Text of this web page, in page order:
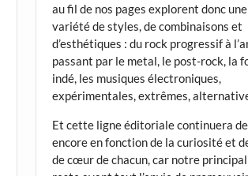
au fil de nos pages explorent donc
variété de styles, de combinaisons et
d’esthétiques : du rock progressif à
passant par le metal, le post-rock, la
indé, les musiques électroniques,
expérimentales, extrêmes,
Et cette ligne éditoriale continuera de
encore en fonction de la curiosité et
de cœur de chacun, car notre